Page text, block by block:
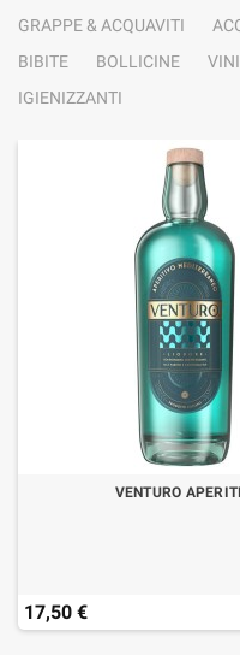
GRAPPE & ACQUAVITI
BIBITE
BOLLICINE VINI
IGIENIZZANTI
VENTURO
17,50 €